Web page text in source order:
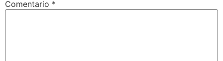
Comentario *